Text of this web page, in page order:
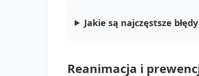
Jakie są najczęstsze
Reanimacja i